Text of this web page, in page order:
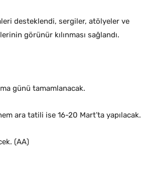
desteklendi, sergiler, atölyeler ve
görünür kılınması sağlandı.
günü tamamlanacak.
ara tatili ise 16-20 Mart’ta yapılacak.
(AA)